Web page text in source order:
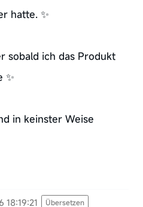
hatte. ✨
sobald ich das Produkt
✨
in keinster Weise
Übersetzen